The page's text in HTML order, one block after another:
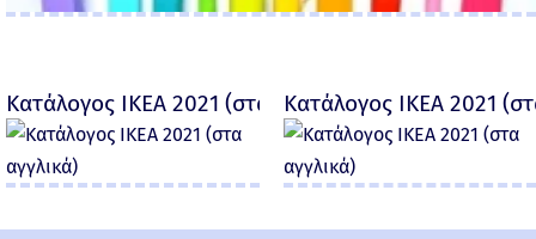
Κατάλογος IKEA 2021 (στα αγγλικά)Κατάλογος IKEA 2021